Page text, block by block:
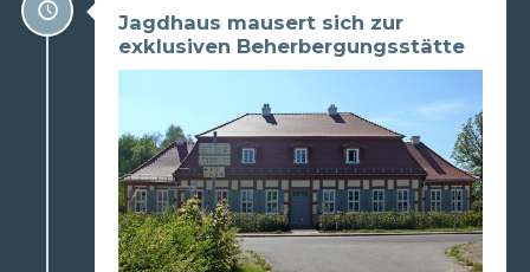
Jagdhaus mausert sich zur
exklusiven Beherbergungsstätte